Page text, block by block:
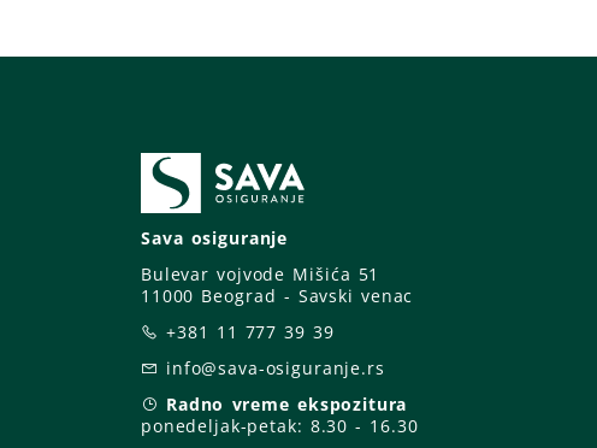
Sava osiguranje
Bulevar vojvode Mišića 51
11000 Beograd - Savski venac
+381 11 777 39 39
info@sava-osiguranje.rs
Radno vreme ekspozitura
ponedeljak-petak: 8.30 - 16.30